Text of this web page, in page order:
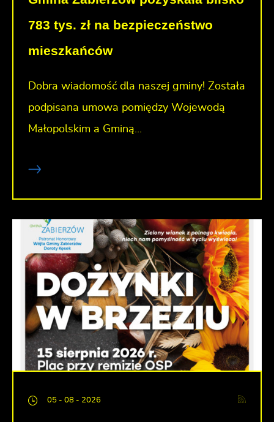
783 tys. zł na bezpieczeństwo
mieszkańców
Dobra wiadomość dla naszej gminy! Została
podpisana umowa pomiędzy Wojewodą
Małopolskim a Gminą...
05 - 08 - 2026